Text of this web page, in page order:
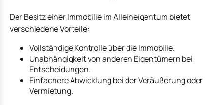
Der Besitz einer Immobilie im Alleineigentum bietet
verschiedene Vorteile:
Vollständige Kontrolle über die Immobilie.
Unabhängigkeit von anderen Eigentümern bei
Entscheidungen.
Einfachere Abwicklung bei der Veräußerung oder
Vermietung.